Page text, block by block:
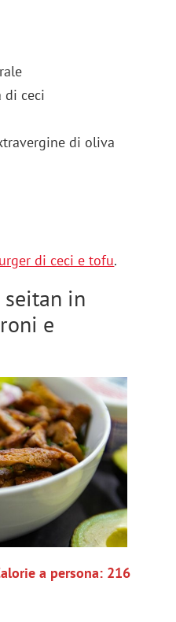
di ceci
di oliva
di ceci e tofu.
in
e
a persona: 216